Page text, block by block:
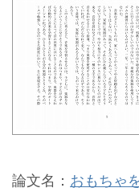
論文名： おもちゃ